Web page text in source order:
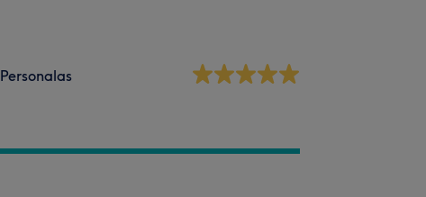
Personalas